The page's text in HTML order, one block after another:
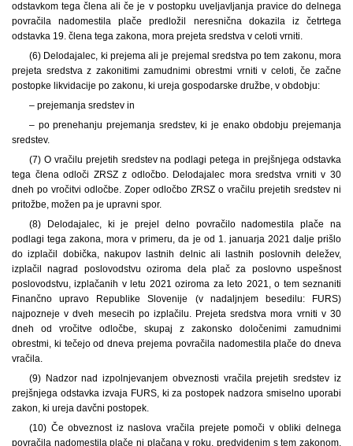
odstavkom tega člena ali če je v postopku uveljavljanja pravice do delnega
povračila nadomestila plače predložil neresnična dokazila iz četrtega
odstavka 19. člena tega zakona, mora prejeta sredstva v celoti vrniti.
(6) Delodajalec, ki prejema ali je prejemal sredstva po tem zakonu, mora
prejeta sredstva z zakonitimi zamudnimi obrestmi vrniti v celoti, če začne
postopke likvidacije po zakonu, ki ureja gospodarske družbe, v obdobju:
– prejemanja sredstev in
– po prenehanju prejemanja sredstev, ki je enako obdobju prejemanja
sredstev.
(7) O vračilu prejetih sredstev na podlagi petega in prejšnjega odstavka
tega člena odloči ZRSZ z odločbo. Delodajalec mora sredstva vrniti v 30
dneh po vročitvi odločbe. Zoper odločbo ZRSZ o vračilu prejetih sredstev ni
pritožbe, možen pa je upravni spor.
(8) Delodajalec, ki je prejel delno povračilo nadomestila plače na
podlagi tega zakona, mora v primeru, da je od 1. januarja 2021 dalje prišlo
do izplačil dobička, nakupov lastnih delnic ali lastnih poslovnih deležev,
izplačil nagrad poslovodstvu oziroma dela plač za poslovno uspešnost
poslovodstvu, izplačanih v letu 2021 oziroma za leto 2021, o tem seznaniti
Finančno upravo Republike Slovenije (v nadaljnjem besedilu: FURS)
najpozneje v dveh mesecih po izplačilu. Prejeta sredstva mora vrniti v 30
dneh od vročitve odločbe, skupaj z zakonsko določenimi zamudnimi
obrestmi, ki tečejo od dneva prejema povračila nadomestila plače do dneva
vračila.
(9) Nadzor nad izpolnjevanjem obveznosti vračila prejetih sredstev iz
prejšnjega odstavka izvaja FURS, ki za postopek nadzora smiselno uporabi
zakon, ki ureja davčni postopek.
(10) Če obveznost iz naslova vračila prejete pomoči v obliki delnega
povračila nadomestila plače ni plačana v roku, predvidenim s tem zakonom,